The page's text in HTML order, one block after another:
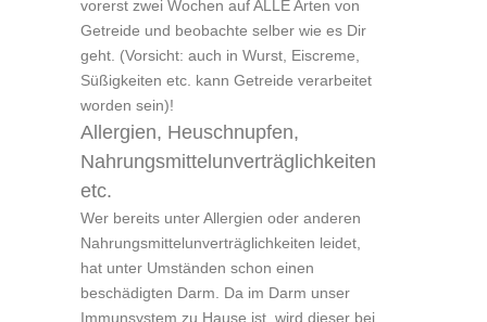
vorerst zwei Wochen auf ALLE Arten von
Getreide und beobachte selber wie es Dir
geht. (Vorsicht: auch in Wurst, Eiscreme,
Süßigkeiten etc. kann Getreide verarbeitet
worden sein)!
Allergien, Heuschnupfen,
Nahrungsmittelunverträglichkeiten
etc.
Wer bereits unter Allergien oder anderen
Nahrungsmittelunverträglichkeiten leidet,
hat unter Umständen schon einen
beschädigten Darm. Da im Darm unser
Immunsystem zu Hause ist, wird dieser bei